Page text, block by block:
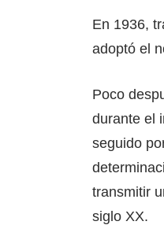
En 1936,
adoptó el
Poco
durante el
seguido
transmitir
siglo XX.